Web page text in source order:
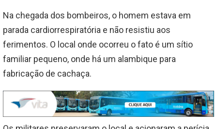
Na chegada dos bombeiros, o homem estava em
parada cardiorrespiratória e não resistiu aos
ferimentos. O local onde ocorreu o fato é um sítio
familiar pequeno, onde há um alambique para
fabricação de cachaça.